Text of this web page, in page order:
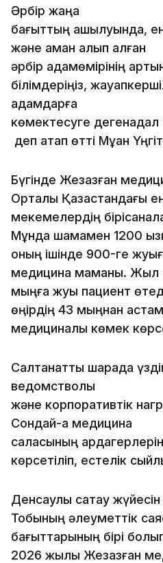
Әрбір жаңа
бағыттың ашылуында,
және аман алып қалған
әрбір адамөмірінің
білімдеріңіз,
адамдарға
көмектесуге дегенадал
деп атап өтті Мұқан
Бүгінде Жезқазған
Орталық Қазақстандағы
мекемелердің
Мұнда шамамен 1200
оның ішінде 900-ге
медицина маманы. Жыл
мыңға жуық пациент
өңірдің 43 мыңнан
медициналық көмек
Салтанатты шарада
ведомстволық
және корпоративтік
Сондай-ақ медицина
саласының
көрсетіліп, естелік
Денсаулық сақтау
Тобының әлеуметтік
бағыттарының бірі
2026 жылы Жезқазған